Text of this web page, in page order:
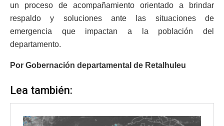
un proceso de acompañamiento orientado a brindar
respaldo y soluciones ante las situaciones de
emergencia que impactan a la población del
departamento.
Por Gobernación departamental de Retalhuleu
Lea también: